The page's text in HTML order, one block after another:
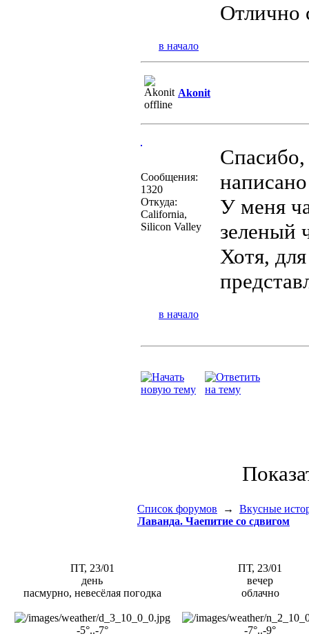
Отлично
в начало
Akonit
Сообщения:
1320
Откуда:
California,
Silicon Valley
Спасибо,
У меня
зеленый
Хотя,
в начало
Список форумов → Вкусные
Лаванда. Чаепитие со сдвигом
ПТ, 23/01
день
пасмурно, невесёлая погодка
-5°..-7°
ПТ, 23/01
вечер
облачно
-7°..-9°